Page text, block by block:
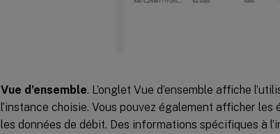
Vue d’ensemble. L’onglet Vue d’ensemble affiche
l’instance choisie. Vous pouvez également afficher les
les données de débit. Des informations spécifiques à